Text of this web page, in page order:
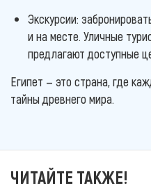
Экскурсии:
и на месте. Уличные
предлагают доступные
Египет — это страна, где
тайны древнего мира.
ЧИТАЙТЕ ТАКЖЕ!